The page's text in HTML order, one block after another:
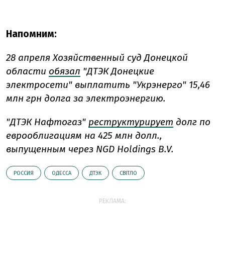
Напомним:
28 апреля Хозяйственный суд Донецкой
области обязал "ДТЭК Донецкие
электросети" выплатить "Укрэнерго" 15,46
млн грн долга за электроэнергию.
"ДТЭК Нафтогаз" реструктурирует долг по
еврооблигациям на 425 млн долл.,
выпущенным через NGD Holdings B.V.
РОССИЯ ОДЕССА ДТЭК СВІТЛО
РЕКЛАМА: